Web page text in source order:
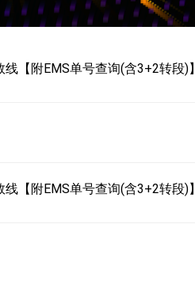
【附EMS单号查询(含3+2转段)】
【附EMS单号查询(含3+2转段)】